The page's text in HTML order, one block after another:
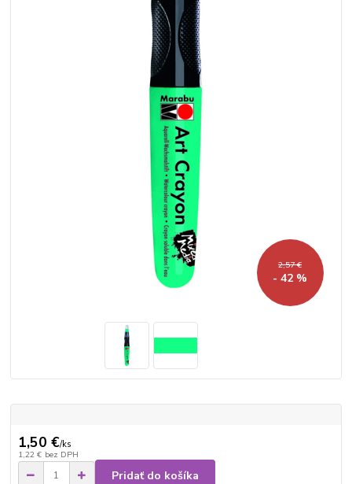
2,57 €
- 42 %
1,50 €/ks
1,22 € bez DPH
Pridať do košíka